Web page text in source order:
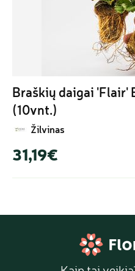
Braškių daigai 'Flair'
(10vnt.)
Žilvinas
31,19€